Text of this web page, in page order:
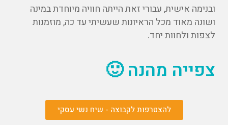
ובנימה אישית, עבורי זאת הייתה חוויה מיוחדת במינה
ושונה מאוד מכל הראיונות שעשיתי עד כה, מוזמנות
לצפות ולחוות יחד.
צפייה מהנה 🙂
להצטרפות לקבוצה - שיח נשי עסקי